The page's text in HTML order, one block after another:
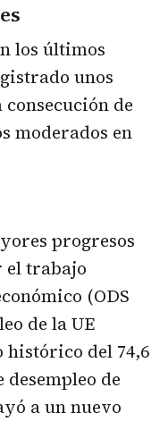
los últimos
unos
de
moderados en
progresos
el trabajo
(ODS
de la UE
histórico del 74,6
de
a un nuevo